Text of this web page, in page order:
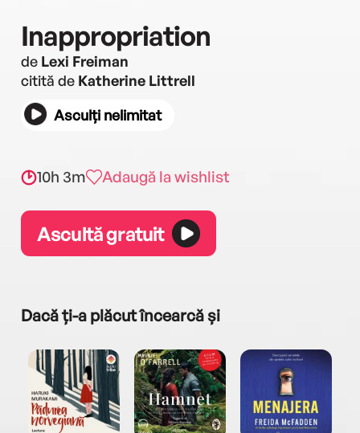
Inappropriation
de Lexi Freiman
citită de Katherine Littrell
Asculți nelimitat
10h 3m Adaugă la wishlist
Ascultă gratuit
Dacă ți-a plăcut încearcă și